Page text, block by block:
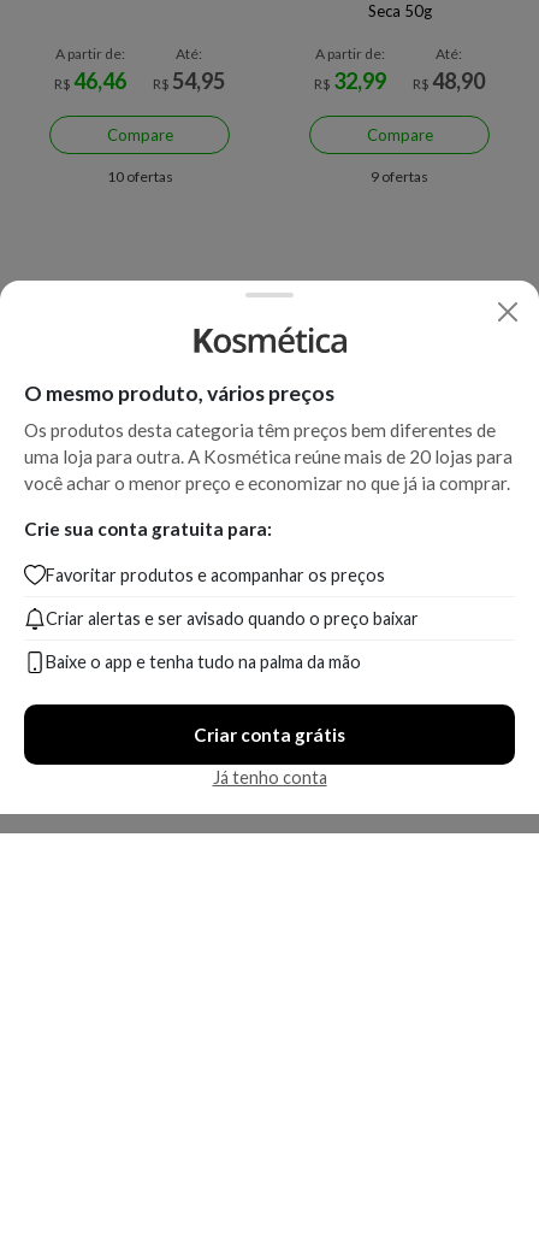
A partir de:
R$46,46
Até:
R$ 54,95
Compare
10 ofertas
Seca 50g
A partir de:
R$ 32,99
Até:
R$ 48,90
Compare
9 ofertas
O mesmo produto, vários preços
Os produtos desta categoria têm preços bem diferentes de
uma loja para outra. A Kosmética reúne mais de 20 lojas para
você achar o menor preço e economizar no que já ia comprar.
Crie sua conta gratuita para:
Favoritar produtos e acompanhar os preços
Criar alertas e ser avisado quando o preço baixar
Baixe o app e tenha tudo na palma da mão
Criar conta grátis
Já tenho conta